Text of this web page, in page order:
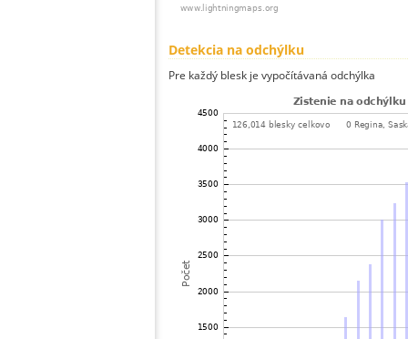
Detekcia na odchýlku
Pre každý blesk je vypočítávaná odchýlka